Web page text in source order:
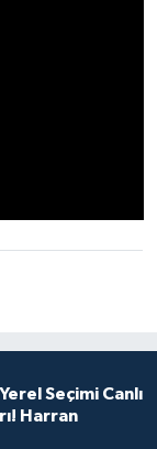
Seçimi Canlı
Harran